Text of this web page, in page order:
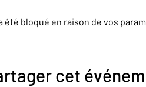
été bloqué en raison de vos
cet